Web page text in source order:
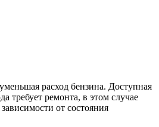
расход бензина. Доступная
требует ремонта, в этом случае
от состояния